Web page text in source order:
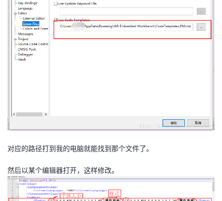
播
活
动
的
关
注
我
的
开
学
堂
我
我
的
我
持
我
的
技
我
的
对应的路径打到我的电脑就能找到那个文件了。
然后以某个编辑器打开，这样修改。